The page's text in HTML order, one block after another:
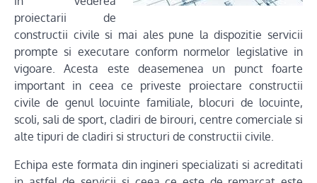
proiectarii de
constructii civile si mai ales pune la dispozitie servicii
prompte si executare conform normelor legislative in
vigoare. Acesta este deasemenea un punct foarte
important in ceea ce priveste proiectare constructii
civile de genul locuinte familiale, blocuri de locuinte,
scoli, sali de sport, cladiri de birouri, centre comerciale si
alte tipuri de cladiri si structuri de constructii civile.
Echipa este formata din ingineri specializati si acreditati